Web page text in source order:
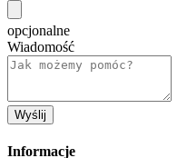
opcjonalne
Wiadomość
Informacje